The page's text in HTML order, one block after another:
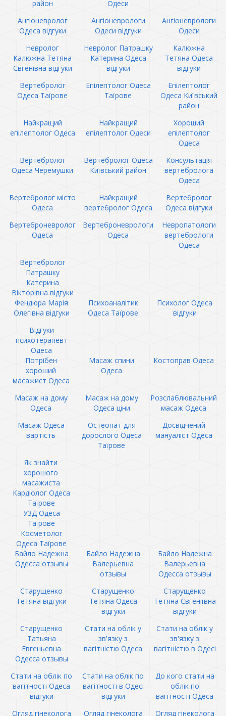
район
Одеси
Ангіоневролог
Одеса відгуки
Ангіоневрологи
Одеси відгуки
Ангіоневрологи
Одеси
Невролог
Калюжна Тетяна
Євгенівна відгуки
Невролог Патрашку
Катерина Одеса
відгуки
Калюжна
Тетяна Одеса
відгуки
Вертебролог
Одеса Таїрове
Епілептолог Одеса
Таїрове
Епілептолог
Одеса Київський
район
Найкращий
епілептолог Одеса
Найкращий
епілептолог Одеси
Хороший
епілептолог
Одеса
Вертебролог
Одеса Черемушки
Вертебролог Одеса
Київський район
Консультація
вертебролога
Одеса
Вертебролог місто
Одеса
Найкращий
вертебролог Одеса
Вертебролог
Одеса відгуки
Вертеброневролог
Одеса
Вертеброневрологи
Одеса
Невропатологи
вертебрологи
Одеса
Вертебролог
Патрашку
Катерина
Вікторівна відгуки
Фендюра Марія
Олегівна відгуки
Психоаналітик
Одеса Таїрове
Психолог Одеса
відгуки
Відгуки
психотерапевт
Одеса
Потрібен
хороший
масажист Одеса
Масаж спини
Одеса
Костоправ Одеса
Масаж на дому
Одеса
Масаж на дому
Одеса ціни
Розслаблювальний
масаж Одеса
Масаж Одеса
вартість
Остеопат для
дорослого Одеса
Таїрове
Досвідчений
мануаліст Одеса
Як знайти
хорошого
масажиста
Кардіолог Одеса
Таїрове
УЗД Одеса
Таїрове
Косметолог
Одеса Таїрове
Байло Надежна
Одесса отзывы
Байло Надежна
Валерьевна
отзывы
Байло Надежна
Валерьевна
Одесса отзывы
Старущенко
Тетяна відгуки
Старущенко
Тетяна Одеса
відгуки
Старущенко
Тетяна Євгеніївна
відгуки
Старущенко
Татьяна
Евгеньевна
Одесса отзывы
Стати на облік у
зв'язку з
вагітністю Одеса
Стати на облік у
зв'язку з
вагітністю в Одесі
Стати на облік по
вагітності Одеса
відгуки
Стати на облік по
вагітності в Одесі
відгуки
До кого стати на
облік по
вагітності Одеса
Огляд гінеколога
Огляд гінеколога
Огляд гінеколога